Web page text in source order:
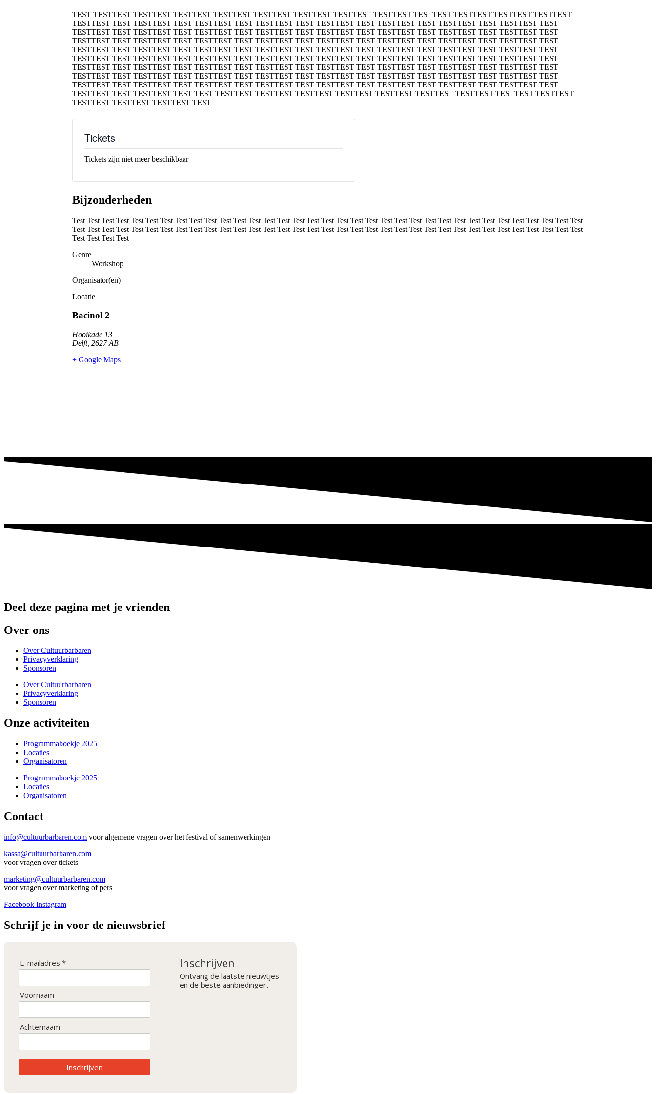
TEST TESTTEST TESTTEST TESTTEST TESTTEST TESTTEST TESTTEST TESTTEST TESTTEST TESTTEST TESTTEST TESTTEST TESTTEST
TESTTEST TEST TESTTEST TEST TESTTEST TEST TESTTEST TEST TESTTEST TEST TESTTEST TEST TESTTEST TEST TESTTEST TEST
TESTTEST TEST TESTTEST TEST TESTTEST TEST TESTTEST TEST TESTTEST TEST TESTTEST TEST TESTTEST TEST TESTTEST TEST
TESTTEST TEST TESTTEST TEST TESTTEST TEST TESTTEST TEST TESTTEST TEST TESTTEST TEST TESTTEST TEST TESTTEST TEST
TESTTEST TEST TESTTEST TEST TESTTEST TEST TESTTEST TEST TESTTEST TEST TESTTEST TEST TESTTEST TEST TESTTEST TEST
TESTTEST TEST TESTTEST TEST TESTTEST TEST TESTTEST TEST TESTTEST TEST TESTTEST TEST TESTTEST TEST TESTTEST TEST
TESTTEST TEST TESTTEST TEST TESTTEST TEST TESTTEST TEST TESTTEST TEST TESTTEST TEST TESTTEST TEST TESTTEST TEST
TESTTEST TEST TESTTEST TEST TESTTEST TEST TESTTEST TEST TESTTEST TEST TESTTEST TEST TESTTEST TEST TESTTEST TEST
TESTTEST TEST TESTTEST TEST TESTTEST TEST TESTTEST TEST TESTTEST TEST TESTTEST TEST TESTTEST TEST TESTTEST TEST
TESTTEST TEST TESTTEST TEST TEST TESTTEST TESTTEST TESTTEST TESTTEST TESTTEST TESTTEST TESTTEST TESTTEST TESTTEST
TESTTEST TESTTEST TESTTEST TEST
Tickets
Tickets zijn niet meer beschikbaar
Bijzonderheden
Test Test Test Test Test Test Test Test Test Test Test Test Test Test Test Test Test Test Test Test Test Test Test Test Test Test Test Test Test Test Test Test Test Test Test
Test Test Test Test Test Test Test Test Test Test Test Test Test Test Test Test Test Test Test Test Test Test Test Test Test Test Test Test Test Test Test Test Test Test Test
Test Test Test Test
Genre
Workshop
Organisator(en)
Locatie
Bacinol 2
Hooikade 13
Delft, 2627 AB
+ Google Maps
Deel deze pagina met je vrienden
Over ons
Over Cultuurbarbaren
Privacyverklaring
Sponsoren
Over Cultuurbarbaren
Privacyverklaring
Sponsoren
Onze activiteiten
Programmaboekje 2025
Locaties
Organisatoren
Programmaboekje 2025
Locaties
Organisatoren
Contact
info@cultuurbarbaren.com voor algemene vragen over het festival of samenwerkingen
kassa@cultuurbarbaren.com
voor vragen over tickets
marketing@cultuurbarbaren.com
voor vragen over marketing of pers
Facebook Instagram
Schrijf je in voor de nieuwsbrief
E-mailadres *
Voornaam
Achternaam
Inschrijven
Inschrijven
Ontvang de laatste nieuwtjes
en de beste aanbiedingen.